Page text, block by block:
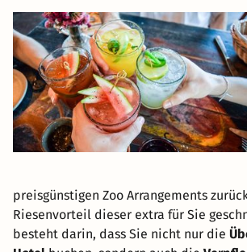
preisgünstigen Zoo Arrangements
Riesenvorteil dieser extra für Sie
besteht darin, dass Sie nicht nur die